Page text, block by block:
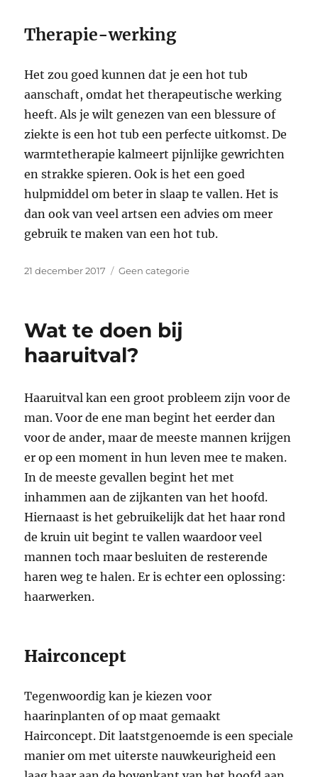
Therapie-werking
Het zou goed kunnen dat je een hot tub
aanschaft, omdat het therapeutische werking
heeft. Als je wilt genezen van een blessure of
ziekte is een hot tub een perfecte uitkomst. De
warmtetherapie kalmeert pijnlijke gewrichten
en strakke spieren. Ook is het een goed
hulpmiddel om beter in slaap te vallen. Het is
dan ook van veel artsen een advies om meer
gebruik te maken van een hot tub.
Geplaatst
21 december 2017 Categorieën
Geen categorie
Wat te doen bij
haaruitval?
Haaruitval kan een groot probleem zijn voor de
man. Voor de ene man begint het eerder dan
voor de ander, maar de meeste mannen krijgen
er op een moment in hun leven mee te maken.
In de meeste gevallen begint het met
inhammen aan de zijkanten van het hoofd.
Hiernaast is het gebruikelijk dat het haar rond
de kruin uit begint te vallen waardoor veel
mannen toch maar besluiten de resterende
haren weg te halen. Er is echter een oplossing:
haarwerken.
Hairconcept
Tegenwoordig kan je kiezen voor
haarinplanten of op maat gemaakt
Hairconcept. Dit laatstgenoemde is een speciale
manier om met uiterste nauwkeurigheid een